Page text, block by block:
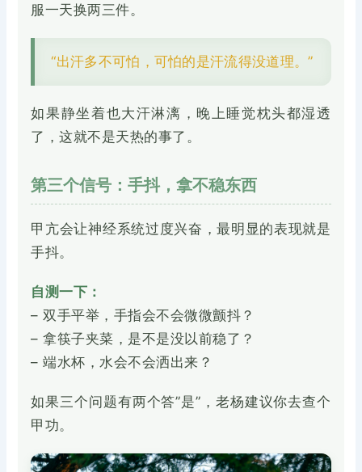
服一天换两三件。
“出汗多不可怕，可怕的是汗流得没道理。”
如果静坐着也大汗淋漓，晚上睡觉枕头都湿透
了，这就不是天热的事了。
第三个信号：手抖，拿不稳东西
甲亢会让神经系统过度兴奋，最明显的表现就是
手抖。
自测一下：
– 双手平举，手指会不会微微颤抖？
– 拿筷子夹菜，是不是没以前稳了？
– 端水杯，水会不会洒出来？
如果三个问题有两个答”是”，老杨建议你去查个
甲功。